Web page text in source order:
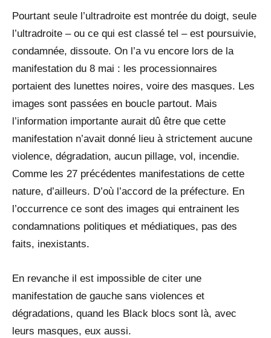
Pourtant seule l’ultradroite est montrée du doigt, seule
l’ultradroite – ou ce qui est classé tel – est poursuivie,
condamnée, dissoute. On l’a vu encore lors de la
manifestation du 8 mai : les processionnaires
portaient des lunettes noires, voire des masques. Les
images sont passées en boucle partout. Mais
l’information importante aurait dû être que cette
manifestation n’avait donné lieu à strictement aucune
violence, dégradation, aucun pillage, vol, incendie.
Comme les 27 précédentes manifestations de cette
nature, d’ailleurs. D’où l’accord de la préfecture. En
l’occurrence ce sont des images qui entrainent les
condamnations politiques et médiatiques, pas des
faits, inexistants.
En revanche il est impossible de citer une
manifestation de gauche sans violences et
dégradations, quand les Black blocs sont là, avec
leurs masques, eux aussi.